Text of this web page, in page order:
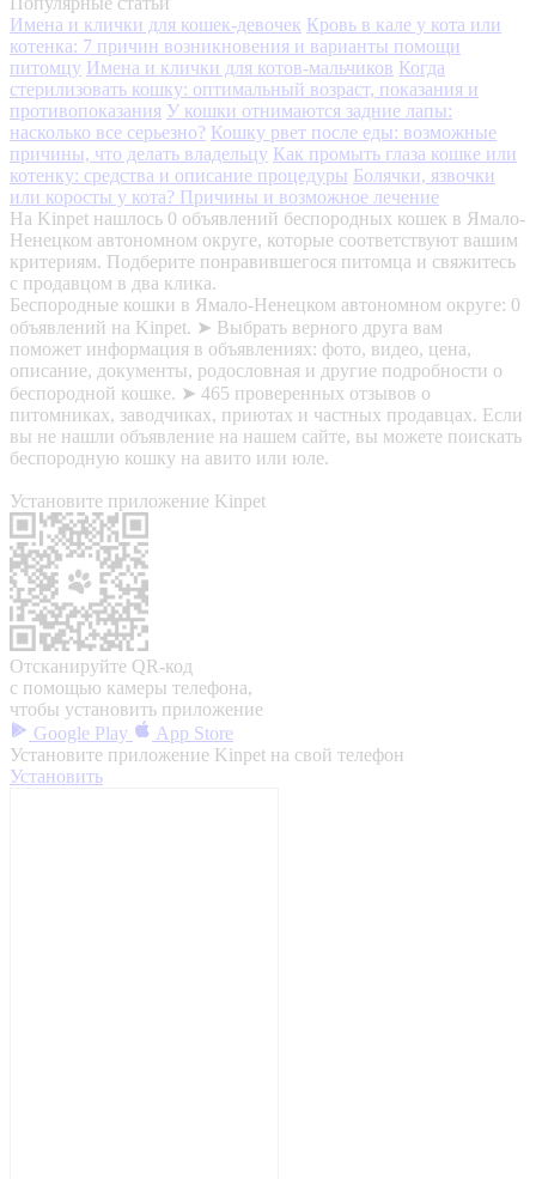
Имена и клички для кошек-девочек Кровь в кале у кота или
котенка: 7 причин возникновения и варианты помощи
питомцу Имена и клички для котов-мальчиков Когда
стерилизовать кошку: оптимальный возраст, показания и
противопоказания У кошки отнимаются задние лапы:
насколько все серьезно? Кошку рвет после еды: возможные
причины, что делать владельцу Как промыть глаза кошке или
котенку: средства и описание процедуры Болячки, язвочки
или коросты у кота? Причины и возможное лечение
На Kinpet нашлось 0 объявлений беспородных кошек в Ямало-
Ненецком автономном округе, которые соответствуют вашим
критериям. Подберите понравившегося питомца и свяжитесь
с продавцом в два клика.
Беспородные кошки в Ямало-Ненецком автономном округе: 0
объявлений на Kinpet. ➤ Выбрать верного друга вам
поможет информация в объявлениях: фото, видео, цена,
описание, документы, родословная и другие подробности о
беспородной кошке. ➤ 465 проверенных отзывов о
питомниках, заводчиках, приютах и частных продавцах. Если
вы не нашли объявление на нашем сайте, вы можете поискать
беспородную кошку на авито или юле.
Установите приложение Kinpet
Отсканируйте QR-код
с помощью камеры телефона,
чтобы установить приложение
Google Play
App Store
Установите приложение Kinpet на свой телефон
Установить